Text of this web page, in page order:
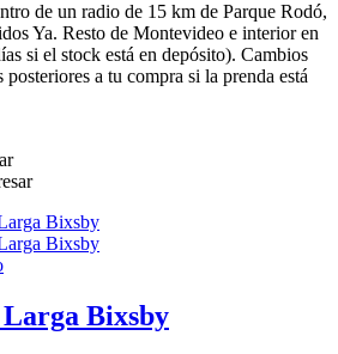
de un radio de 15 km de Parque Rodó,
Ya. Resto de Montevideo e interior en
si el stock está en depósito). Cambios
a tu compra si la prenda está
Bixsby